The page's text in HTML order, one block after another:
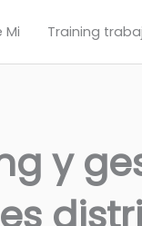
Mi Training
y